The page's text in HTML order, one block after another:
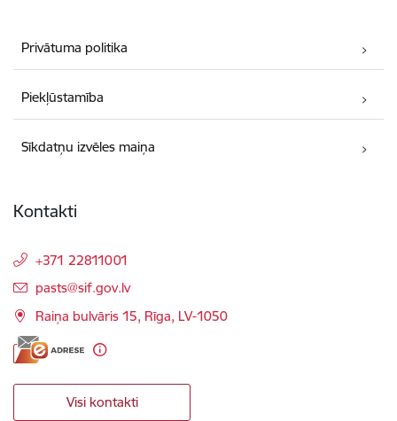
Privātuma politika
Piekļūstamība
Sīkdatņu izvēles maiņa
Kontakti
+371 22811001
E-pasts:
pasts@sif.gov.lv
Raiņa bulvāris 15, Rīga, LV-1050
Visi kontakti